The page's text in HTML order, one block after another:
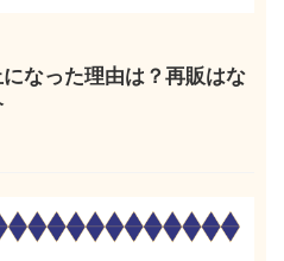
なった理由は？再販はな